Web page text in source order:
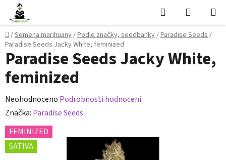
Přejít
obsah
Hledat
KOŠÍK
Domů
/Semena marihuany/Podle značky, seedbanky/Paradise Seeds/
Paradise Seeds Jacky White, feminized
Paradise Seeds Jacky White,
feminized
Průměrné
hodnocení
produktu
je
0,0
Neohodnoceno Podrobnosti hodnocení
Značka: Paradise Seeds
FEMINIZED
SATIVA